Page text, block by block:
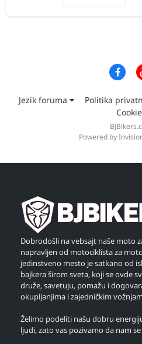
Jezik foruma Politika
Powered by
Dobrodošli na vebsajt naše moto
napravljen od motociklista za
jedinstveno mesto je satkano od
bajkera širom sveta, koji se ovde
druže, savetuju, pomažu i
okupljanjima i zajedničkim
Želimo podeliti našu dobru
ljudi, zato vas pozivamo da nam